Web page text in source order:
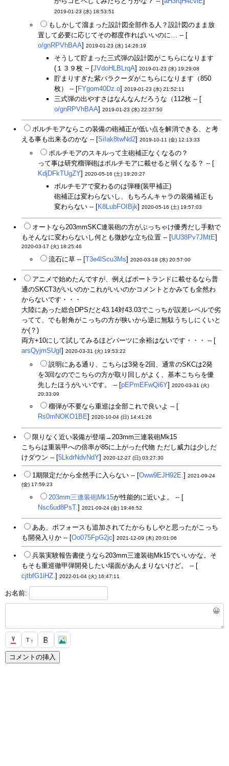
2019-01-23 (水) 18:53:51
もしかして溜まった設計図全部作る人？設計図のまま放
置して必要に応じてその都度作ればいいのに… -- [
o/gnRPVhBAA] 2019-01-23 (水) 14:26:19
そうして貯まった三式弾の設計図がこちらになります
(１３９枚 -- [JVdoHLBLrqA] 2019-01-23 (水) 19:29:08
貯まりすぎた紫バラクーダがこちらになります（850
枚） -- [FYgom40Dz.o] 2019-01-23 (水) 21:52:11
三式弾の出やすさはなんなんだろうな（112枚 -- [
o/gnRPVhBAA] 2019-01-23 (水) 22:37:50
ボルチモアならこの装備の砲補正が低い点を解消できる、と考
える事も出来るのかな -- [SiIak8twNd2] 2019-10-11 (金) 12:13:33
ボルチモアのスキルって主砲補正なくなるの？
って事は研究榴弾砲はボルチモアに載せると弱くなる？ -- [
KdjDFkTUgZY] 2020-05-16 (土) 19:20:27
ボルチモアで変わるのは弾種(装甲補正)
砲補正は変わらないし、もちろんキャラの装備補正も
変わらない -- [K8LubFOIBjk] 2020-05-16 (土) 19:57:03
オートなら203mmSKC連装砲の方がぶっちゃけ優秀だし手動で
もそんなに変わらないし何とも微妙な立ち位置 -- [UU38Pv7JMtE]
2020-03-17 (火) 18:25:46
流石に草 -- [T3e4lScu3Ms] 2020-03-18 (水) 20:57:00
アニメで始めたんですが、例えばポートランドに載せるなら普
通のSKCT3がいいのかこれがいいのかコメントとかみても全然わ
からないです・・・
大陸にあった総合DPSだと43.14対43.03でこっちが誤差レベルで劣
ってて、でも射角がこっちの方が狭いから逆に無駄うちしにくいと
か(？)
両方+10にして試してみるほどパーツに余裕はないです・・・ -- [
arsQyjmSUgI ] 2020-03-31 (火) 19:53:22
説明にある通り、こちらは3発を2回、通常のSKCは2発
を3回なのでこちらの方が取り回しがよく、基本こちらを優
先したほうがいいです。 -- [pEPmEFwQi6Y] 2020-03-31 (火)
20:33:09
榴弾が不要なら重巡は全部これで良いよ -- [
Rs0mNOKO1BE] 2020-10-04 (日) 14:41:26
限りなく近い装備が登場→203mm三連装砲Mk15
こちらは重装甲への倍率が85に上がった代物 ただし威力は少しだ
けダウン -- [5LkdrNdvNdY] 2020-12-27 (日) 03:27:30
1期限定だから全然手に入らない -- [Oww9EJH92E. ] 2021-09-24
(金) 17:59:23
203mm三連装砲Mk15が性能的に近いよ。 -- [
Nsc6ud8PsT. ] 2021-09-24 (金) 19:46:52
ああ、ボフォースも追加されてたからもしやと思ったがこっち
も開発入りか -- [Oo075FpG2jc] 2021-12-09 (木) 20:01:06
兵装実験報告書使うなら203mm三連装砲Mk15でいいかな。そ
もそも重巡徹甲弾開発したい場面があんまりないけど。 -- [
cjtbfG1iHZ.] 2022-01-04 (火) 16:47:11
お名前:
😀
T T